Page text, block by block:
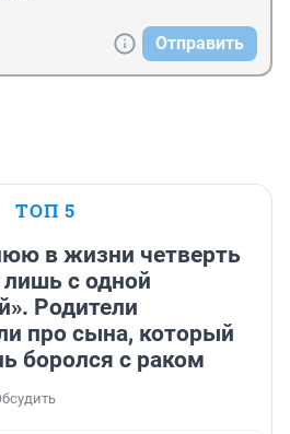
Отправить
ТОП 5
в жизни четверть
лишь с одной
Родители
про сына, который
боролся с раком